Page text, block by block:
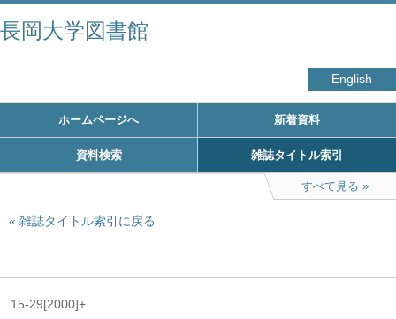
長岡大学図書館
English
ホームページへ 新着資料
資料検索 雑誌タイトル索引
すべて見る
雑誌タイトル索引に戻る
15-29[2000]+